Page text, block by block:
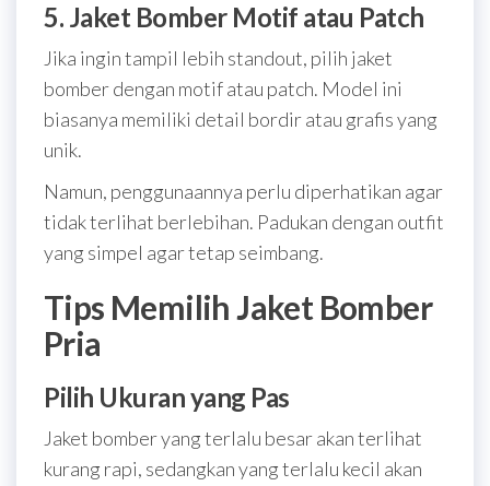
5. Jaket Bomber Motif atau Patch
Jika ingin tampil lebih standout, pilih jaket
bomber dengan motif atau patch. Model ini
biasanya memiliki detail bordir atau grafis yang
unik.
Namun, penggunaannya perlu diperhatikan agar
tidak terlihat berlebihan. Padukan dengan outfit
yang simpel agar tetap seimbang.
Tips Memilih Jaket Bomber
Pria
Pilih Ukuran yang Pas
Jaket bomber yang terlalu besar akan terlihat
kurang rapi, sedangkan yang terlalu kecil akan